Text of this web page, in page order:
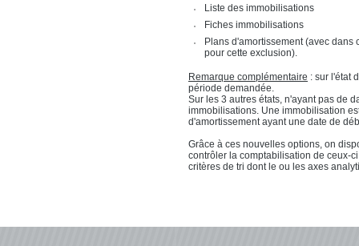
Liste des immobilisations
Fiches immobilisations
Plans d'amortissement (avec
pour cette exclusion).
Remarque complémentaire : sur l'état
période demandée.
Sur les 3 autres états, n'ayant pas de
immobilisations. Une immobilisation
d'amortissement ayant une date de
Grâce à ces nouvelles options, on
contrôler la comptabilisation de ceux-
critères de tri dont le ou les axes